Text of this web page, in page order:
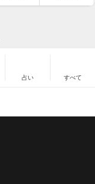
占い すべて